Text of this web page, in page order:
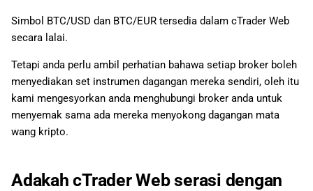
Simbol BTC/USD dan BTC/EUR tersedia dalam cTrader Web
secara lalai.
Tetapi anda perlu ambil perhatian bahawa setiap broker boleh
menyediakan set instrumen dagangan mereka sendiri, oleh itu
kami mengesyorkan anda menghubungi broker anda untuk
menyemak sama ada mereka menyokong dagangan mata
wang kripto.
Adakah cTrader Web serasi dengan